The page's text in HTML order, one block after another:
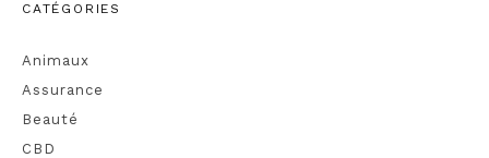
CATÉGORIES
Animaux
Assurance
Beauté
CBD